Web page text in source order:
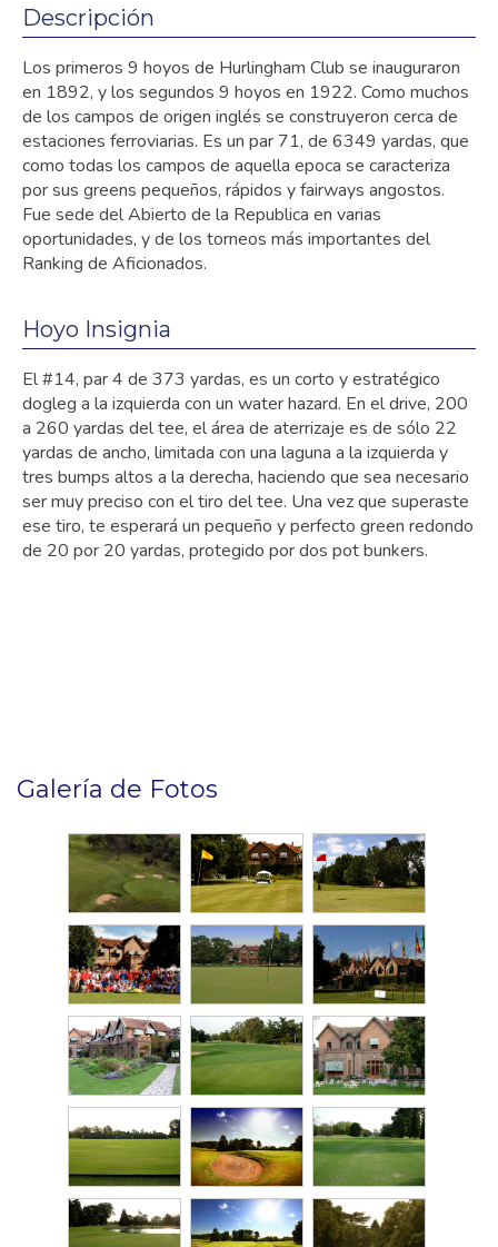
Descripción
Los primeros 9 hoyos de Hurlingham Club se inauguraron
en 1892, y los segundos 9 hoyos en 1922. Como muchos
de los campos de origen inglés se construyeron cerca de
estaciones ferroviarias. Es un par 71, de 6349 yardas, que
como todas los campos de aquella epoca se caracteriza
por sus greens pequeños, rápidos y fairways angostos.
Fue sede del Abierto de la Republica en varias
oportunidades, y de los torneos más importantes del
Ranking de Aficionados.
Hoyo Insignia
El #14, par 4 de 373 yardas, es un corto y estratégico
dogleg a la izquierda con un water hazard. En el drive, 200
a 260 yardas del tee, el área de aterrizaje es de sólo 22
yardas de ancho, limitada con una laguna a la izquierda y
tres bumps altos a la derecha, haciendo que sea necesario
ser muy preciso con el tiro del tee. Una vez que superaste
ese tiro, te esperará un pequeño y perfecto green redondo
de 20 por 20 yardas, protegido por dos pot bunkers.
Galería de Fotos